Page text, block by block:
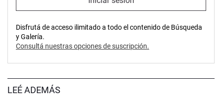
Disfrutá de acceso ilimitado a todo el contenido de Búsqueda
y Galería.
Consultá nuestras opciones de suscripción.
LEÉ ADEMÁS